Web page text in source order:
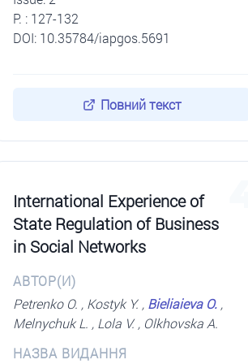
P. : 127-132
DOI: 10.35784/iapgos.5691
Повний текст
International Experience of
State Regulation of Business
in Social Networks
АВТОР(И)
Petrenko O. , Kostyk Y. , Bieliaieva O. ,
Melnychuk L. , Lola V. , Olkhovska A.
НАЗВА ВИДАННЯ